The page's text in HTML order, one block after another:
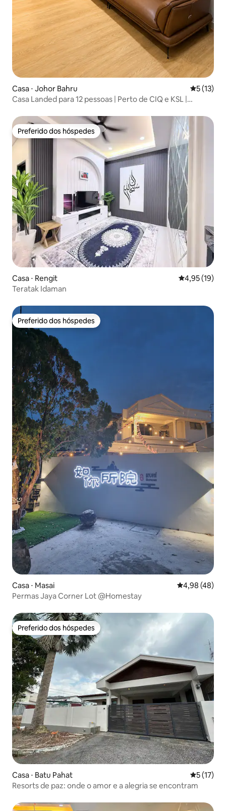
Casa ⋅ Johor Bahru 5 de uma
5 (13)
Casa Landed para 12 pessoas | Perto de CIQ e KSL |
Preferido dos hóspedes
Preferido dos hóspedes
Casa ⋅ Rengit 4,95 de uma
4,95 (19)
Teratak Idaman
Preferido dos hóspedes
Preferido dos hóspedes
Casa ⋅ Masai 4,98 de uma
4,98 (48)
Permas Jaya Corner Lot @Homestay
Preferido dos hóspedes
Preferido dos hóspedes
Casa ⋅ Batu Pahat 5 de uma
5 (17)
Resorts de paz: onde o amor e a alegria se encontram